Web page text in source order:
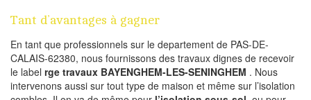
Tant d’avantages à gagner
En tant que professionnels sur le departement de PAS-DE-
CALAIS-62380, nous fournissons des travaux dignes de recevoir
le label rge travaux BAYENGHEM-LES-SENINGHEM . Nous
intervenons aussi sur tout type de maison et même sur l’isolation